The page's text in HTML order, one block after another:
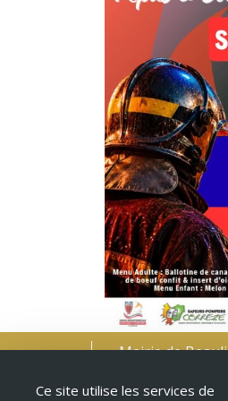
Mairie de
19120 Beaulieu sur
Ce site utilise les services de